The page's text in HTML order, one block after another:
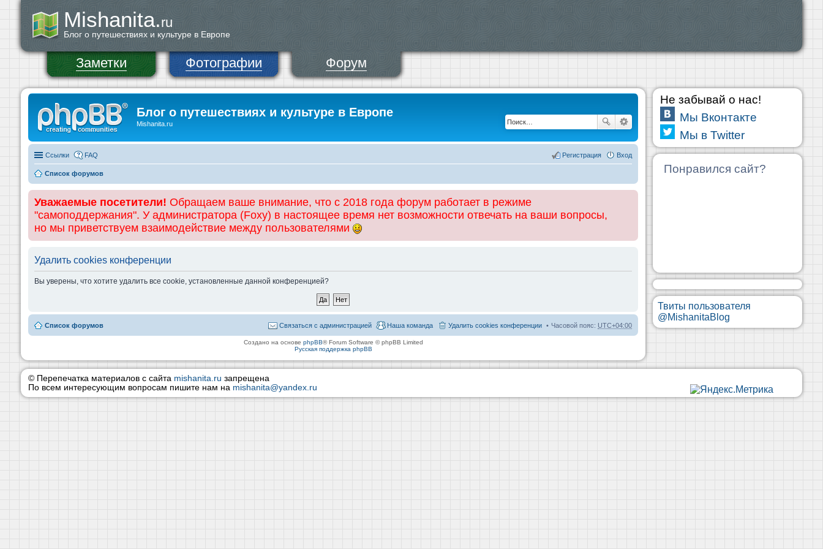
Mishanita.ru
Блог о путешествиях и культуре в Европе
Заметки Фотографии Форум
Блог о путешествиях и культуре в Европе
Mishanita.ru
Ссылки FAQ Вход
Регистрация
Список форумов
Уважаемые посетители! Обращаем ваше внимание, что с 2018 года форум работает в режиме
"самоподдержания". У администратора (Foxy) в настоящее время нет возможности отвечать на ваши вопросы,
но мы приветствуем взаимодействие между пользователями
Удалить cookies конференции
Вы уверены, что хотите удалить все cookie, установленные данной конференцией?
Список форумов Часовой пояс: UTC+04:00
Удалить cookies конференции
Наша команда
Связаться с администрацией
Создано на основе phpBB® Forum Software © phpBB Limited
Русская поддержка phpBB
Не забывай о нас!
Мы Вконтакте
Мы в Twitter
Понравился сайт?
Твиты пользователя
@MishanitaBlog
© Перепечатка материалов с сайта mishanita.ru запрещена
По всем интересующим вопросам пишите нам на mishanita@yandex.ru